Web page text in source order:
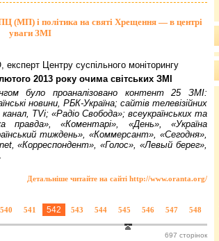
(МП) і політика на святі Хрещення — в центрі
уваги ЗМІ
Центру суспільного моніторингу
лютого 2013 року очима світських ЗМІ
було проаналізовано контент 25 ЗМІ:
новини, РБК-Україна; сайтів телевізійних
TVi; «Радіо Свобода»; всеукраїнських та
правда», «Коментарі», «День», «Україна
тиждень», «Коммерсант», «Сегодня»,
«Корреспондент», «Голос», «Левый берег»,
Детальніше читайте на сайті http://www.oranta.org/
540 541 542 543 544 545 546 547 548
697 сторінок